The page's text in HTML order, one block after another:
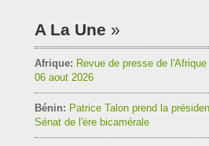
A La Une
Afrique: Revue de presse de
06 aout 2026
Bénin: Patrice Talon prend la
Sénat de l'ère bicamérale